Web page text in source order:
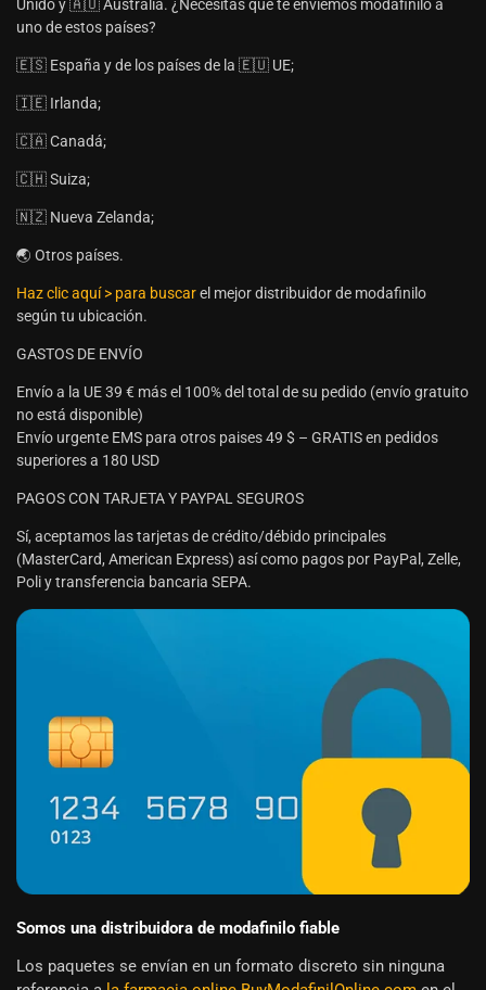
Unido y 🇦🇺 Australia. ¿Necesitas que te enviemos modafinilo a
uno de estos países?
🇪🇸 España y de los países de la 🇪🇺 UE;
🇮🇪 Irlanda;
🇨🇦 Canadá;
🇨🇭 Suiza;
🇳🇿 Nueva Zelanda;
🌏 Otros países.
Haz clic aquí > para buscarel mejor distribuidor de modafinilo
según tu ubicación.
GASTOS DE ENVÍO
Envío a la UE 39 € más el 100% del total de su pedido (envío gratuito
no está disponible)
Envío urgente EMS para otros paises 49 $ – GRATIS en pedidos
superiores a 180 USD
PAGOS CON TARJETA Y PAYPAL SEGUROS
Sí, aceptamos las tarjetas de crédito/débido principales
(MasterCard, American Express) así como pagos por PayPal, Zelle,
Poli y transferencia bancaria SEPA.
Somos una distribuidora de modafinilo fiable
Los paquetes se envían en un formato discreto sin ninguna